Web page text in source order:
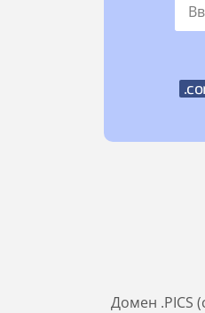
Домен .PICS